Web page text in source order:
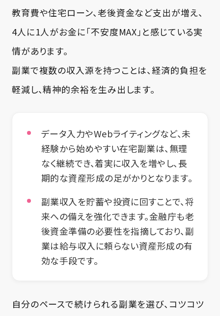
教育費や住宅ローン、老後資金など支出が増え、
4人に1人がお金に「不安度MAX」と感じている実
情があります。
副業で複数の収入源を持つことは、経済的負担を
軽減し、精神的余裕を生み出します。
データ入力やWebライティングなど、未
経験から始めやすい在宅副業は、無理
なく継続でき、着実に収入を増やし、長
期的な資産形成の足がかりとなります。
副業収入を貯蓄や投資に回すことで、将
来への備えを強化できます。金融庁も老
後資金準備の必要性を指摘しており、副
業は給与収入に頼らない資産形成の有
効な手段です。
自分のペースで続けられる副業を選び、コツコツ